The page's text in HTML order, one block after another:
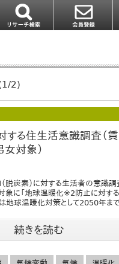
2)
する住生活意識調査（
対象）
脱炭素）に対する生活者の意識調
象に「地球温暖化※2防止に対す
地球温暖化対策として2050年ま
続きを読む